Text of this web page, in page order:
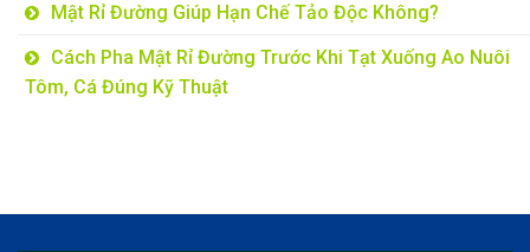
Mật Rỉ Đường Giúp Hạn Chế Tảo Độc Không?
Cách Pha Mật Rỉ Đường Trước Khi Tạt Xuống Ao Nuôi
Tôm, Cá Đúng Kỹ Thuật